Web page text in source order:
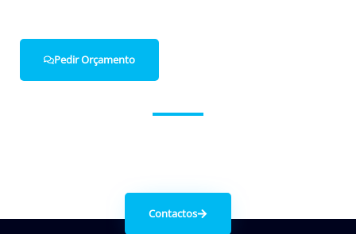
Pedir Orçamento
Contactos